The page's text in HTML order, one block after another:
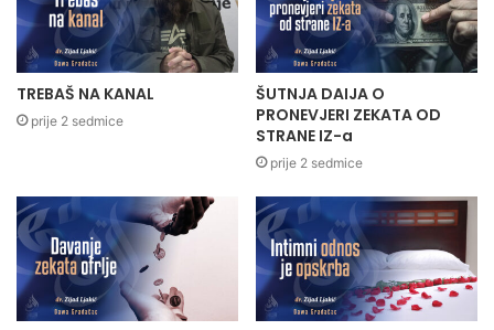
TREBAŠ NA KANAL
prije 2 sedmice
ŠUTNJA DAIJA O
PRONEVJERI ZEKATA OD
STRANE IZ-a
prije 2 sedmice